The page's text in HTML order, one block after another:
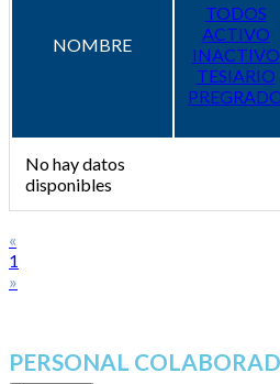
NOMBRE
TODOS
ACTIVO
INACTIVO
TESIARIO
No hay datos
disponibles
«
1
»
PERSONAL